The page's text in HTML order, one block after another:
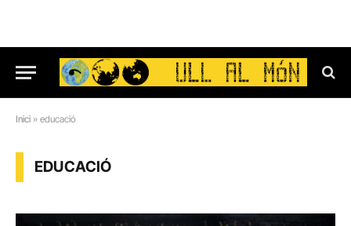
Inici » educació
EDUCACIÓ